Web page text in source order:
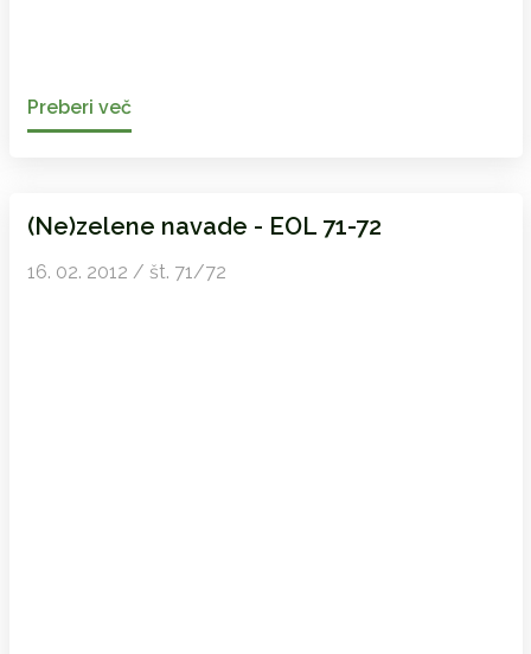
Preberi več
(Ne)zelene navade - EOL 71-72
16. 02. 2012 / št. 71/72